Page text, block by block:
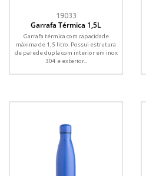
19033
Garrafa Térmica 1,5L
Garrafa térmica com capacidade
máxima de 1,5 litro. Possui estrutura
de parede dupla com interior em inox
304 e exterior...